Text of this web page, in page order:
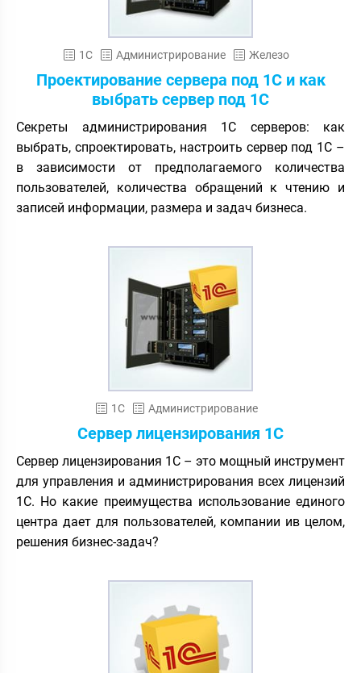
1С Администрирование Железо
Проектирование сервера под 1С и как
выбрать сервер под 1С
Секреты администрирования 1С серверов: как
выбрать, спроектировать, настроить сервер под 1С –
в зависимости от предполагаемого количества
пользователей, количества обращений к чтению и
записей информации, размера и задач бизнеса.
1С Администрирование
Сервер лицензирования 1С
Сервер лицензирования 1С – это мощный инструмент
для управления и администрирования всех лицензий
1С. Но какие преимущества использование единого
центра дает для пользователей, компании ив целом,
решения бизнес-задач?